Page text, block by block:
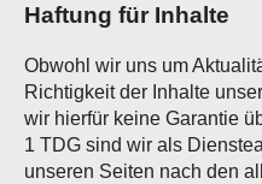
Haftung für Inhalte
Obwohl wir uns um
Richtigkeit der Inhalte
wir hierfür keine Garantie
1 TDG sind wir als
unseren Seiten nach den